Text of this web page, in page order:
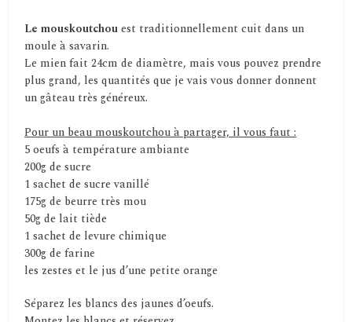
Le mouskoutchouest traditionnellement cuit dans un
moule à savarin.
Le mien fait 24cm de diamètre, mais vous pouvez prendre
plus grand, les quantités que je vais vous donner donnent
un gâteau très généreux.
Pour un beau mouskoutchou à partager, il vous faut :
5 oeufs à température ambiante
200g de sucre
1 sachet de sucre vanillé
175g de beurre très mou
50g de lait tiède
1 sachet de levure chimique
300g de farine
les zestes et le jus d’une petite orange
Séparez les blancs des jaunes d’oeufs.